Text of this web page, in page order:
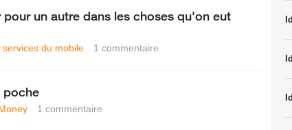
un autre dans les choses qu'on eut
services du mobile 1 commentaire
poche
1 commentaire